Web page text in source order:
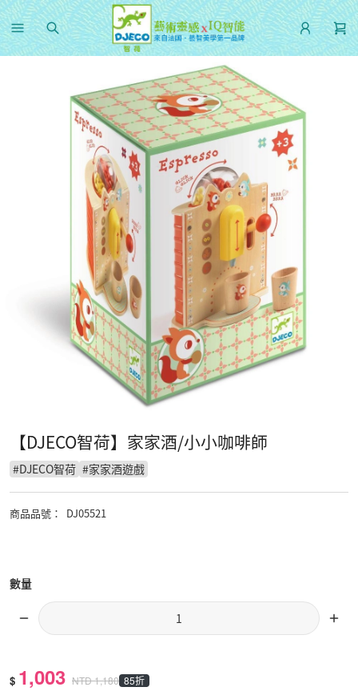
【DJECO智荷】家家酒/小小咖啡師
#DJECO智荷 #家家酒遊戲
商品品號 ： DJ05521
數量
$ 1,003 NTD1,180 85折